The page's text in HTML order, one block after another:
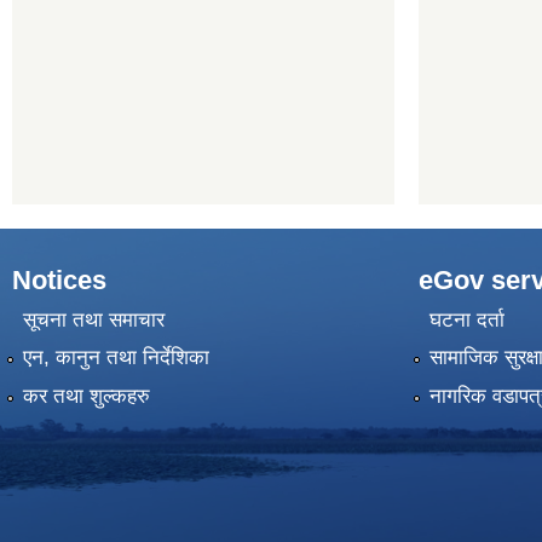
Notices
सूचना तथा समाचार
एन, कानुन तथा निर्देशिका
कर तथा शुल्कहरु
eGov
घटना दर्ता
सामाजिक सुरक्षा
नागरिक